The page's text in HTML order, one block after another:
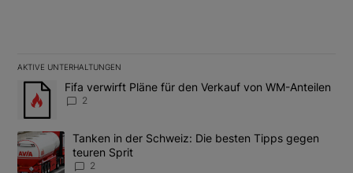
AKTIVE UNTERHALTUNGEN
Das Folgende ist eine Liste der am meisten kommentierten
Ein Trendartikel mit dem Titel "Fifa verwirft Pläne für den
Fifa verwirft Pläne für den Verkauf von WM-Anteilen
2
Ein Trendartikel mit dem Titel "Tanken in der Schweiz: Die
Tanken in der Schweiz: Die besten Tipps gegen
teuren Sprit
2